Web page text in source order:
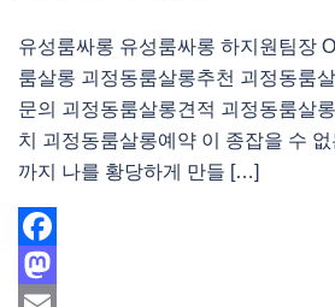
유성룸싸롱 유성룸싸롱 하지원팀장
룸살롱 괴정동룸살롱추천 괴정동룸
문의 괴정동룸살롱견적 괴정동룸살
치 괴정동룸살롱예약 이 종잡을 수
까지 나를 황당하게 만들 […]
Facebook